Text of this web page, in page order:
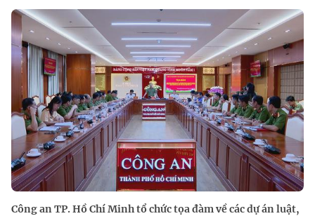
Công an TP. Hồ Chí Minh tổ chức tọa đàm về các dự án luật,